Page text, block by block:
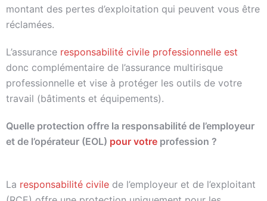
montant des pertes d’exploitation qui peuvent vous être
réclamées.
L’assurance responsabilité civile professionnelle est
donc complémentaire de l’assurance multirisque
professionnelle et vise à protéger les outils de votre
travail (bâtiments et équipements).
Quelle protection offre la responsabilité de l’employeur
et de l’opérateur (EOL) pour votre profession ?
La responsabilité civile de l’employeur et de l’exploitant